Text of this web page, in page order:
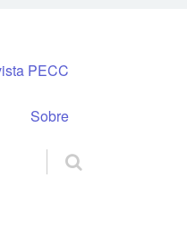
PECC
Sobre